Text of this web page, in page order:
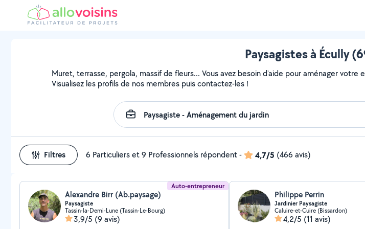
Paysagistes à Écully
Muret, terrasse, pergola, massif de fleurs... Vous avez besoin d'aide pour aménager
Visualisez les profils de nos membres puis contactez-les !
Filtres 6 Particuliers et 9 Professionnels répondent- 4,7/5 (466 avis)
Auto-entrepreneur
Alexandre Birr (Ab.paysage)
Paysagiste
Tassin-la-Demi-Lune (Tassin-Le-Bourg)
3,9/5 (9 avis)
Philippe Perrin
Jardinier Paysagiste
Caluire-et-Cuire (Bissardon)
4,2/5 (11 avis)